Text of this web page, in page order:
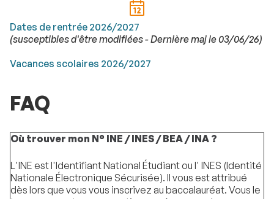
Dates de rentrée 2026/2027
(susceptibles d'être modifiées - Dernière maj le 03/06/26)
Vacances scolaires 2026/2027
FAQ
Où trouver mon N° INE / INES / BEA / INA ?
L'INE est l'Identifiant National Étudiant ou l' INES (Identité
Nationale Électronique Sécurisée). Il vous est attribué
dès lors que vous vous inscrivez au baccalauréat. Vous le